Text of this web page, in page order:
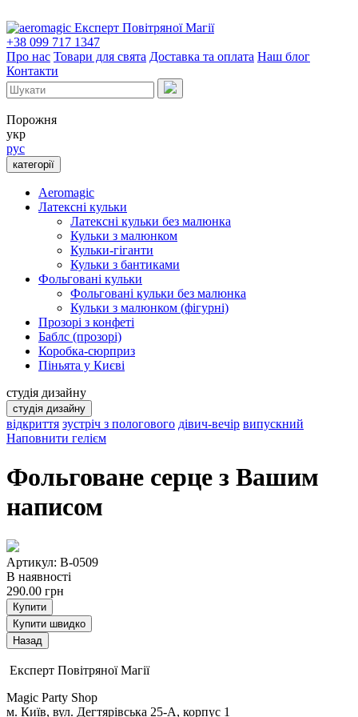
Експерт Повітряної Магії
+38 099 717 1347
Про нас Товари для свята Доставка та оплата Наш блог
Контакти
Порожня
укр
рус
категорії
Aeromagic
Латексні кульки
Латексні кульки без малюнка
Кульки з малюнком
Кульки-гіганти
Кульки з бантиками
Фольговані кульки
Фольговані кульки без малюнка
Кульки з малюнком (фігурні)
Прозорі з конфеті
Баблс (прозорі)
Коробка-сюрприз
Піньята у Києві
студія дизайну
студія дизайну
відкриття зустріч з пологового дівич-вечір випускний
Наповнити гелієм
Фольговане серце з Вашим
написом
Артикул: B-0509
В наявності
290.00 грн
Купити
Купити швидко
Експерт Повітряної Магії
Magic Party Shop
м. Київ, вул. Дегтярівська 25-А, корпус 1